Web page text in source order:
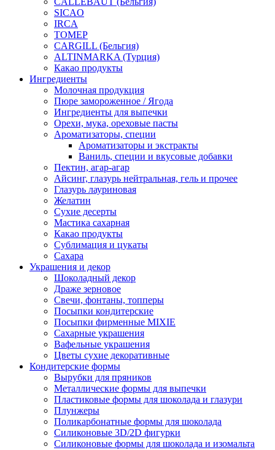
SICAO
IRCA
ТОМЕР
CARGILL (Бельгия)
ALTINMARKA (Турция)
Какао продукты
Ингредиенты
Молочная продукция
Пюре замороженное / Ягода
Ингредиенты для выпечки
Орехи, мука, ореховые пасты
Ароматизаторы, специи
Ароматизаторы и экстракты
Ваниль, специи и вкусовые добавки
Пектин, агар-агар
Айсинг, глазурь нейтральная, гель и прочее
Глазурь лауриновая
Желатин
Сухие десерты
Мастика сахарная
Какао продукты
Сублимация и цукаты
Сахара
Украшения и декор
Шоколадный декор
Драже зерновое
Свечи, фонтаны, топперы
Посыпки кондитерские
Посыпки фирменные MIXIE
Сахарные украшения
Вафельные украшения
Цветы сухие декоративные
Кондитерские формы
Вырубки для пряников
Металлические формы для выпечки
Пластиковые формы для шоколада и глазури
Плунжеры
Поликарбонатные формы для шоколада
Силиконовые 3D/2D фигурки
Силиконовые формы для шоколада и изомальта